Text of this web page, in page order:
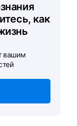
как
вашим